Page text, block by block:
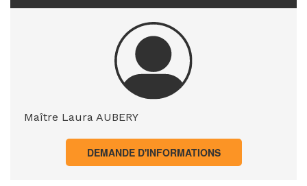
Maître Laura AUBERY
DEMANDE D'INFORMATIONS